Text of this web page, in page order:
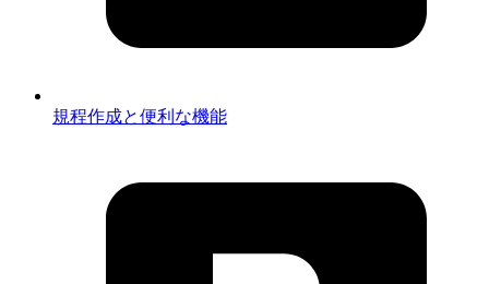
規程作成と便利な機能